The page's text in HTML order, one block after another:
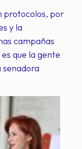
protocolos, por
y la
campañas
que la gente
senadora